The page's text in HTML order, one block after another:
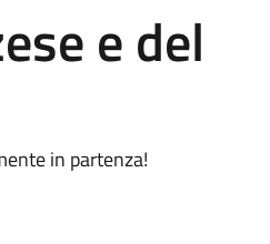
e del
in partenza!